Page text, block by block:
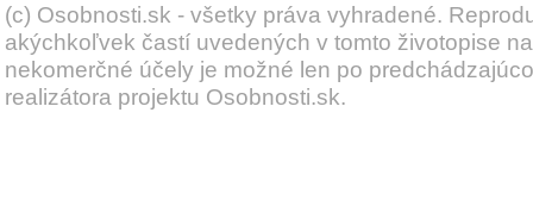
(c) Osobnosti.sk - všetky práva vyhradené.
akýchkoľvek častí uvedených v tomto životopise
nekomerčné účely je možné len po
realizátora projektu Osobnosti.sk.